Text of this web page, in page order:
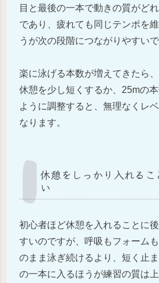
目と最後の一本で動きの質がど
であり、疲れても同じテンポを
うが次の段階につながりやすいで
楽に泳げる本数が増えてきたら
休憩を少し短くするか、25mの
ように調整すると、無理なくレ
なります。
休憩をしっかり入れるこ
い
初心者ほど休憩を入れることに
すいのですが、呼吸もフォーム
のまま泳ぎ続けるより、短く止
の一本に入るほうが練習の質は上